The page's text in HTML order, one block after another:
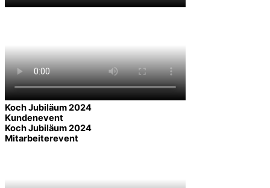
Koch Jubiläum 2024
Kundenevent
Koch Jubiläum 2024
Mitarbeiterevent